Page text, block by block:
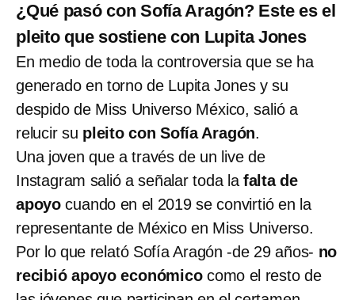
¿Qué pasó con Sofía Aragón? Este es el
pleito que sostiene con Lupita Jones
En medio de toda la controversia que se ha
generado en torno de Lupita Jones y su
despido de Miss Universo México, salió a
relucir su pleito con Sofía Aragón.
Una joven que a través de un live de
Instagram salió a señalar toda la falta de
apoyo cuando en el 2019 se convirtió en la
representante de México en Miss Universo.
Por lo que relató Sofía Aragón -de 29 años- no
recibió apoyo económicocomo el resto de